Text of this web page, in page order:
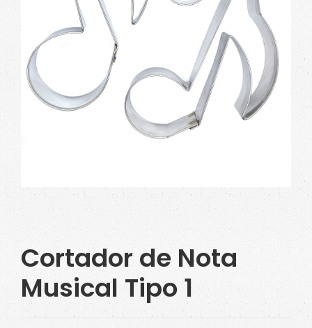
Cortador de Nota
Musical Tipo 1